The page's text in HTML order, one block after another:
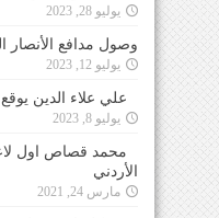
يوليو 28, 2023
وصول مدافع الأنصار
يوليو 12, 2023
علي علاء الدين يوقع
يوليو 8, 2023
محمد قصاص اول
الأردني
مارس 24, 2021